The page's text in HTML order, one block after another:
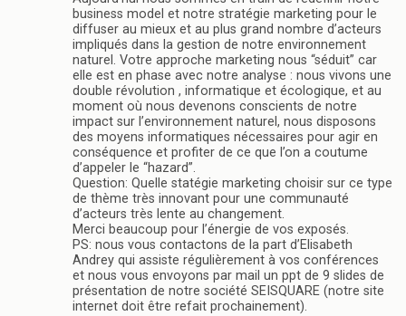
business model et notre stratégie marketing pour le
diffuser au mieux et au plus grand nombre d’acteurs
impliqués dans la gestion de notre environnement
naturel. Votre approche marketing nous “séduit” car
elle est en phase avec notre analyse : nous vivons une
double révolution , informatique et écologique, et au
moment où nous devenons conscients de notre
impact sur l’environnement naturel, nous disposons
des moyens informatiques nécessaires pour agir en
conséquence et profiter de ce que l’on a coutume
d’appeler le “hazard”.
Question: Quelle statégie marketing choisir sur ce type
de thème très innovant pour une communauté
d’acteurs très lente au changement.
Merci beaucoup pour l’énergie de vos exposés.
PS: nous vous contactons de la part d’Elisabeth
Andrey qui assiste régulièrement à vos conférences
et nous vous envoyons par mail un ppt de 9 slides de
présentation de notre société SEISQUARE (notre site
internet doit être refait prochainement).